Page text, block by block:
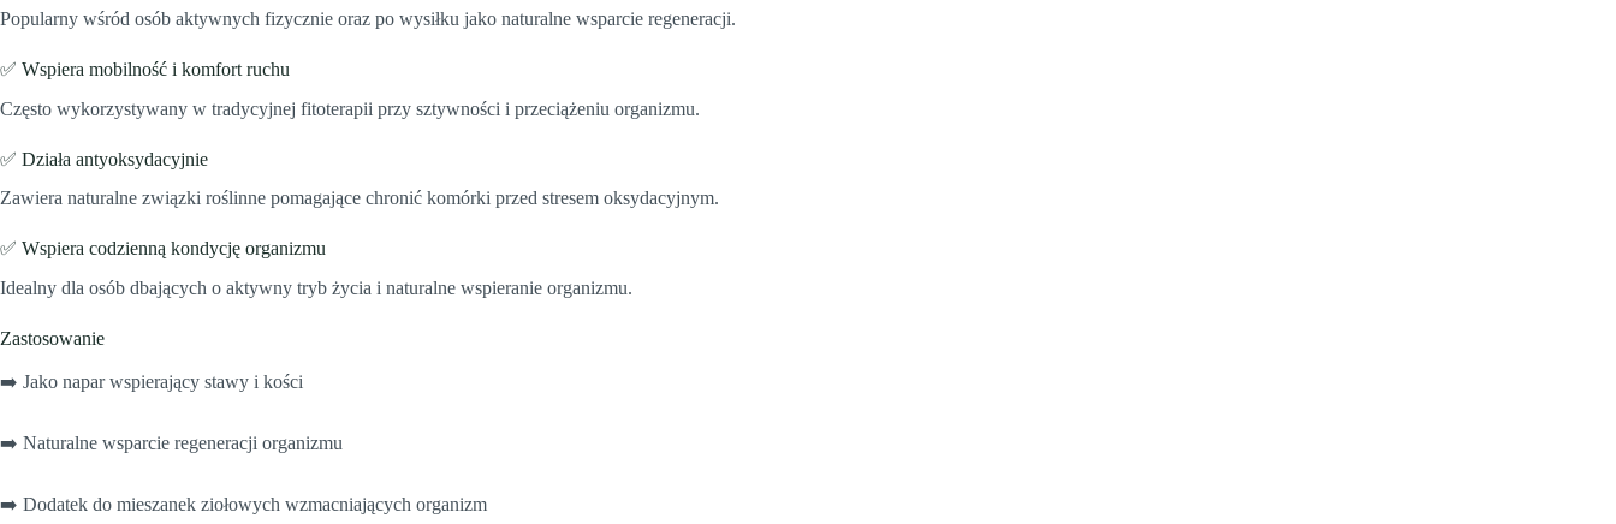
Popularny wśród osób aktywnych fizycznie oraz po wysiłku jako naturalne wsparcie regeneracji.
✅ Wspiera mobilność i komfort ruchu
Często wykorzystywany w tradycyjnej fitoterapii przy sztywności i przeciążeniu organizmu.
✅ Działa antyoksydacyjnie
Zawiera naturalne związki roślinne pomagające chronić komórki przed stresem oksydacyjnym.
✅ Wspiera codzienną kondycję organizmu
Idealny dla osób dbających o aktywny tryb życia i naturalne wspieranie organizmu.
Zastosowanie
➡️ Jako napar wspierający stawy i kości
➡️ Naturalne wsparcie regeneracji organizmu
➡️ Dodatek do mieszanek ziołowych wzmacniających organizm